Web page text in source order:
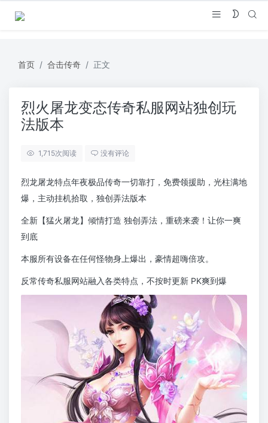
首页 合击传奇 正文
烈火屠龙变态传奇私服网站独创玩
法版本
1,715次阅读 没有评论
烈龙屠龙特点年夜极品传奇一切靠打，免费领援助，光柱满地
爆，主动挂机拾取，独创弄法版本
全新【猛火屠龙】倾情打造 独创弄法，重磅来袭！让你一爽
到底
本服所有设备在任何怪物身上爆出，豪情超嗨倍攻。
反常传奇私服网站融入各类特点，不按时更新 PK爽到爆